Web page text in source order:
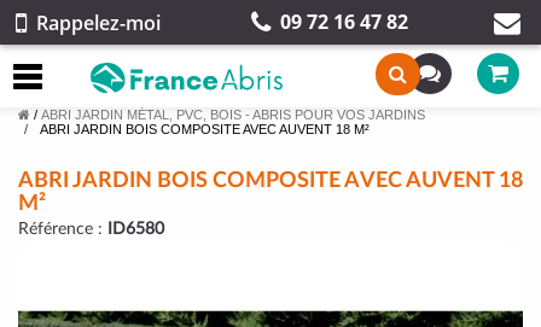
Rappelez-moi 09 72 16 47 82
/ ABRI JARDIN MÉTAL, PVC, BOIS - ABRIS POUR VOS JARDINS
ABRI JARDIN BOIS COMPOSITE AVEC AUVENT 18 M²
ABRI JARDIN BOIS COMPOSITE AVEC AUVENT 18
M²
Référence : ID6580